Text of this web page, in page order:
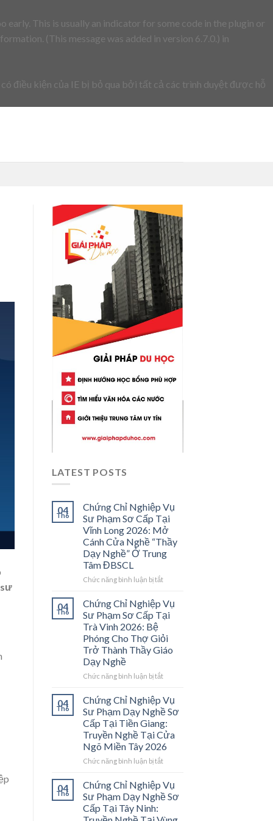
early. This is usually an indicator for some code in the plugin or
(This message was added in version 6.7.0.) in
điều kiện của IE bị bỏ qua bởi tất cả các trình duyệt được hỗ
LATEST POSTS
04
Th6
Chứng Chỉ Nghiệp Vụ
Sư Phạm Sơ Cấp Tại
Vĩnh Long 2026: Mở
Cánh Cửa Nghề “Thầy
Dạy Nghề” Ở Trung
Tâm ĐBSCL
Chức năng bình luận bị tắtở
Chỉ
Nghiệp
Vụ
Phạm
Sơ
2026:
Mở
Cánh
Cửa
Nghề
Dạy
Ở
Trung
ĐBSCL
04
Th6
Chứng Chỉ Nghiệp Vụ
Sư Phạm Sơ Cấp Tại
Trà Vinh 2026: Bệ
Phóng Cho Thợ Giỏi
Trở Thành Thầy Giáo
Dạy Nghề
Chức năng bình luận bị tắtở
Chỉ
Nghiệp
Vụ
Sư
Phạm
Sơ
Cấp
Vinh
2026:
04
Th6
Chứng Chỉ Nghiệp Vụ
Sư Phạm Dạy Nghề Sơ
Cấp Tại Tiền Giang:
Truyền Nghề Tại Cửa
Ngõ Miền Tây 2026
Chức năng bình luận bị tắtở
Chỉ
Nghiệp
Vụ
04
Th6
Chứng Chỉ Nghiệp Vụ
Sư Phạm Dạy Nghề Sơ
Cấp Tại Tây Ninh: